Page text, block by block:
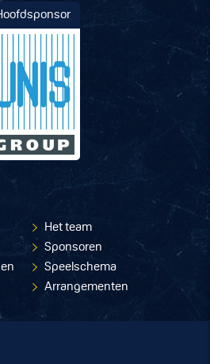
Het team
Sponsoren
Speelschema
Arrangementen